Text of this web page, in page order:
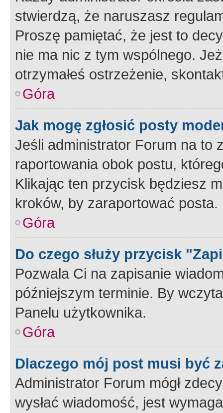
stwierdzą, że naruszasz
Proszę pamiętać, że jest to
nie ma nic z tym wspólnego.
otrzymałeś ostrzeżenie,
Góra
Jak mogę zgłosić posty
Jeśli administrator Forum na to
raportowania obok postu,
Klikając ten przycisk będziesz
kroków, by zaraportować posta.
Góra
Do czego służy przycisk
Pozwala Ci na zapisanie
późniejszym terminie. By
Panelu użytkownika.
Góra
Dlaczego mój post musi być
Administrator Forum mógł
wysłać wiadomość, jest